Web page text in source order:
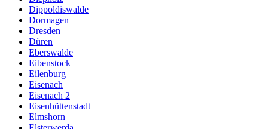
Dippoldiswalde
Dormagen
Dresden
Düren
Eberswalde
Eibenstock
Eilenburg
Eisenach
Eisenach 2
Eisenhüttenstadt
Elmshorn